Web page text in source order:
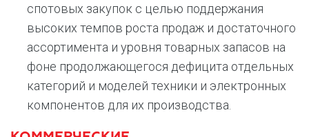
спотовых закупок с целью поддержания
высоких темпов роста продаж и достаточного
ассортимента и уровня товарных запасов на
фоне продолжающегося дефицита отдельных
категорий и моделей техники и электронных
компонентов для их производства.